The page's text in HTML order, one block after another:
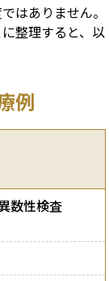
はありません。
整理すると、以
数性検査
例